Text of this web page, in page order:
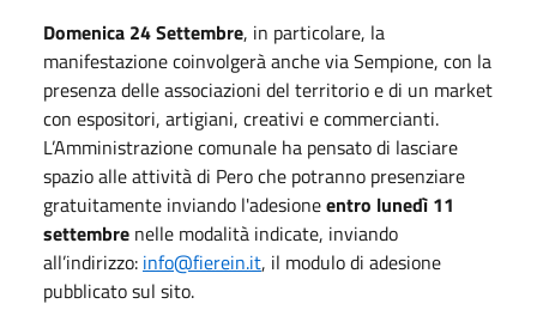
Domenica 24 Settembre, in particolare, la
manifestazione coinvolgerà anche via Sempione, con la
presenza delle associazioni del territorio e di un market
con espositori, artigiani, creativi e commercianti.
L’Amministrazione comunale ha pensato di lasciare
spazio alle attività di Pero che potranno presenziare
gratuitamente inviando l'adesioneentro lunedì 11
settembre nelle modalità indicate, inviando
all’indirizzo: info@fierein.it, il modulo di adesione
pubblicato sul sito.